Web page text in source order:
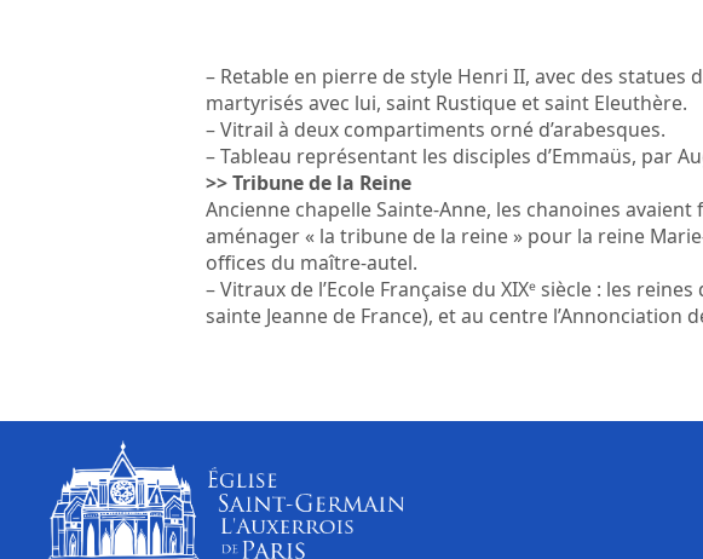
– Retable en pierre de style Henri II, avec des statues
martyrisés avec lui, saint Rustique et saint Eleuthère.
– Vitrail à deux compartiments orné d’arabesques.
– Tableau représentant les disciples d’Emmaüs, par
>> Tribune de la Reine
Ancienne chapelle Sainte-Anne, les chanoines
aménager « la tribune de la reine » pour la reine
offices du maître-autel.
– Vitraux de l’Ecole Française du XIXᵉ siècle : les
sainte Jeanne de France), et au centre l’Annonciation